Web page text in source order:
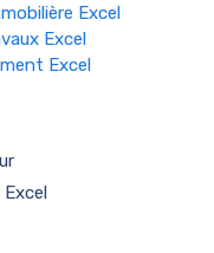
Excel
Excel
Excel